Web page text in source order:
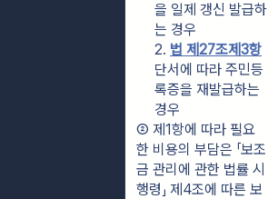
을 일제 갱신 발급하
는 경우
2. 법 제27조제3항
단서에 따라 주민등
록증을 재발급하는
경우
② 제1항에 따라 필요
한 비용의 부담은 「보조
금 관리에 관한 법률 시
행령」 제4조에 따른 보